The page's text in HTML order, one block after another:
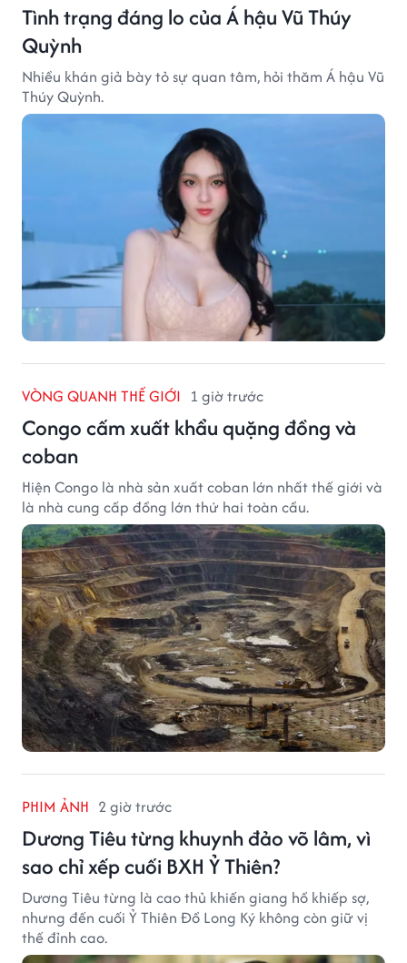
Tình trạng đáng lo của Á hậu Vũ Thúy
Quỳnh
Nhiều khán giả bày tỏ sự quan tâm, hỏi thăm Á hậu Vũ
Thúy Quỳnh.
VÒNG QUANH THẾ GIỚI 1 giờ trước
Congo cấm xuất khẩu quặng đồng và
coban
Hiện Congo là nhà sản xuất coban lớn nhất thế giới và
là nhà cung cấp đồng lớn thứ hai toàn cầu.
PHIM ẢNH 2 giờ trước
Dương Tiêu từng khuynh đảo võ lâm, vì
sao chỉ xếp cuối BXH Ỷ Thiên?
Dương Tiêu từng là cao thủ khiến giang hồ khiếp sợ,
nhưng đến cuối Ỷ Thiên Đồ Long Ký không còn giữ vị
thế đỉnh cao.